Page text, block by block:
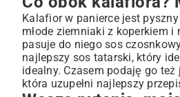
Kalafior w panierce jest
młode ziemniaki z koperkiem
pasuje do niego sos
najlepszy sos tatarski, który
idealny. Czasem podaję go
która uzupełni najlepszy